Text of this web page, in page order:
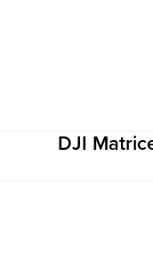
DJI